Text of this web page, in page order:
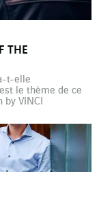
THE
t-elle
le thème de ce
VINCI
de la
mises en